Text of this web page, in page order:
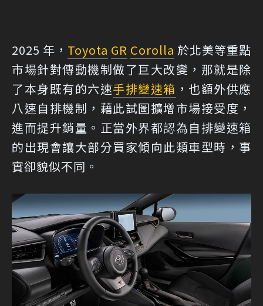
2025 年， Toyota GR Corolla 於北美等重點
市場針對傳動機制做了巨大改變，那就是除
了本身既有的六速手排變速箱 ，也額外供應
八速自排機制，藉此試圖擴增市場接受度，
進而提升銷量。正當外界都認為自排變速箱
的出現會讓大部分買家傾向此類車型時，事
實卻貌似不同。